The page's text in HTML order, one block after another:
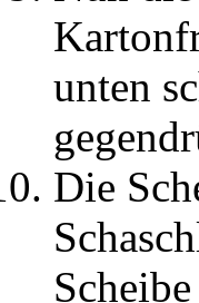
unten
Die